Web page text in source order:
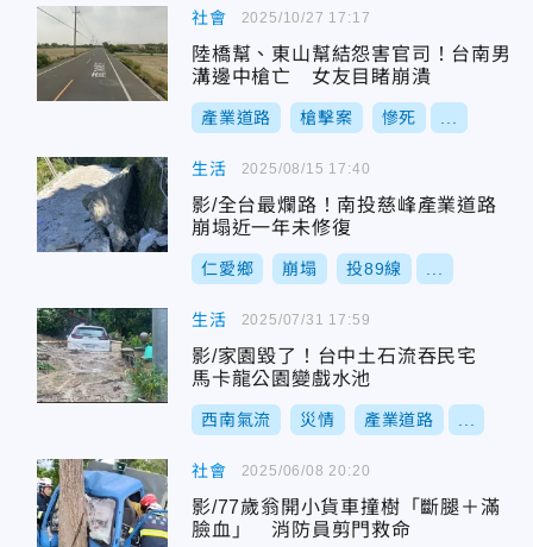
社會
陸橋幫、東山幫結怨害官司！台南男
溝邊中槍亡 女友目睹崩潰
產業道路 槍擊案 慘死
2025/10/27 17:17
生活
影/全台最爛路！南投慈峰產業道路
崩塌近一年未修復
仁愛鄉 崩塌 投89線
2025/08/15 17:40
生活
影/家園毀了！台中土石流吞民宅
馬卡龍公園變戲水池
西南氣流 災情 產業道路
2025/07/31 17:59
社會
影/77歲翁開小貨車撞樹「斷腿＋滿
臉血」 消防員剪門救命
2025/06/08 20:20